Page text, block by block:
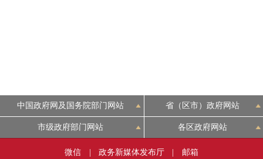
绿色北京
多语种
ENGLISH
中国政府网及国务院部门网站 省（区市）政府网站
市级政府部门网站 各区政府网站
微信 政务新媒体发布厅 邮箱